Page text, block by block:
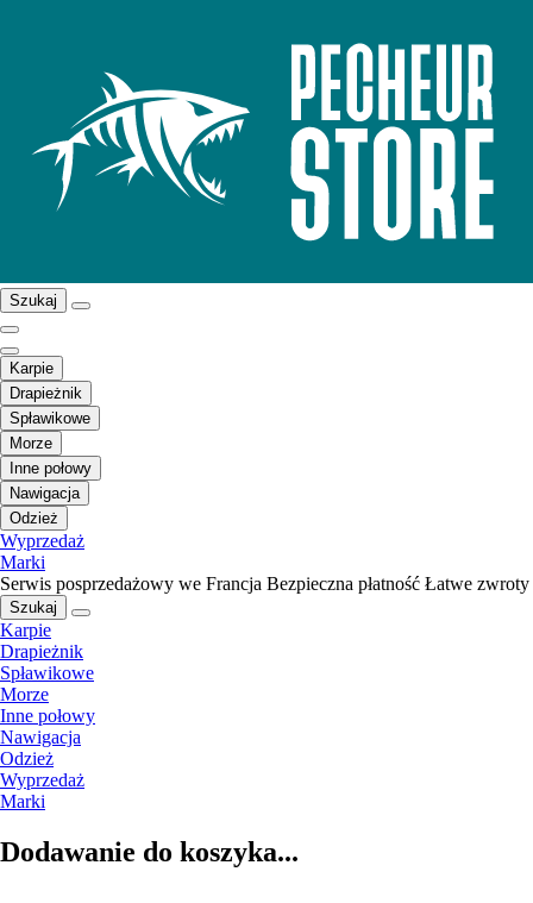
Szukaj
Karpie
Drapieżnik
Spławikowe
Morze
Inne połowy
Nawigacja
Odzież
Wyprzedaż
Marki
Serwis posprzedażowy we Francja Bezpieczna płatność Łatwe zwroty
Szukaj
Karpie
Drapieżnik
Spławikowe
Morze
Inne połowy
Nawigacja
Odzież
Wyprzedaż
Marki
Dodawanie do koszyka...